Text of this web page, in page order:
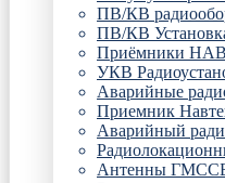
ПВ/КВ
ПВ/КВ
Приёмники
УКВ
Аварийные
Приемник
Аварийный
Антенны